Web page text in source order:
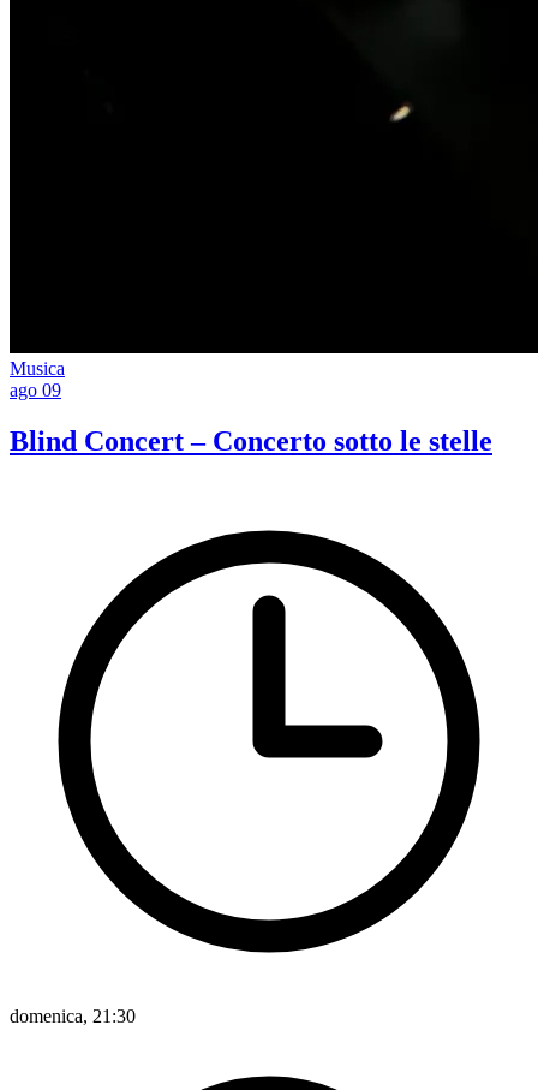
Musica
ago 09
Blind Concert – Concerto sotto le stelle
domenica, 21:30